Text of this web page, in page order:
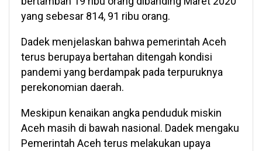
yang sebesar 814, 91 ribu orang.
Dadek menjelaskan bahwa pemerintah Aceh
terus berupaya bertahan ditengah kondisi
pandemi yang berdampak pada terpuruknya
perekonomian daerah.
Meskipun kenaikan angka penduduk miskin
Aceh masih di bawah nasional. Dadek mengaku
Pemerintah Aceh terus melakukan upaya